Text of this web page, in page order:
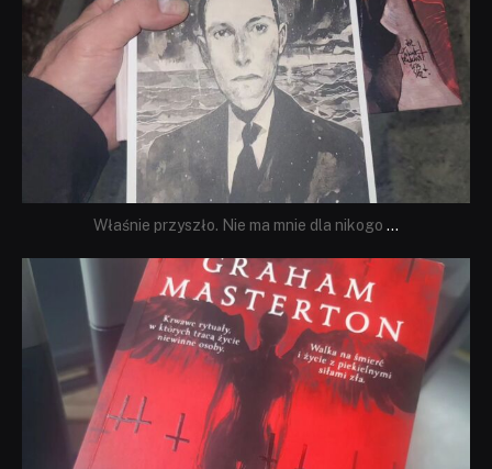
Właśnie przyszło. Nie ma mnie dla nikogo ...
dobryhorror
Sie 23